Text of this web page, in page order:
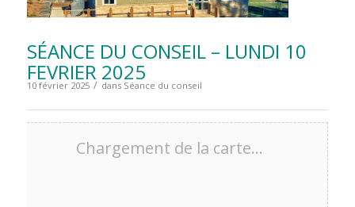
SÉANCE DU CONSEIL – LUNDI 10
FEVRIER 2025
10 février 2025 / dans Séance du conseil
Chargement de la carte…